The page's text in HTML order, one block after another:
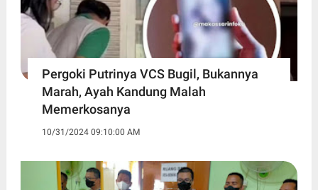
Pergoki Putrinya VCS Bugil, Bukannya
Marah, Ayah Kandung Malah
Memerkosanya
10/31/2024 09:10:00 AM